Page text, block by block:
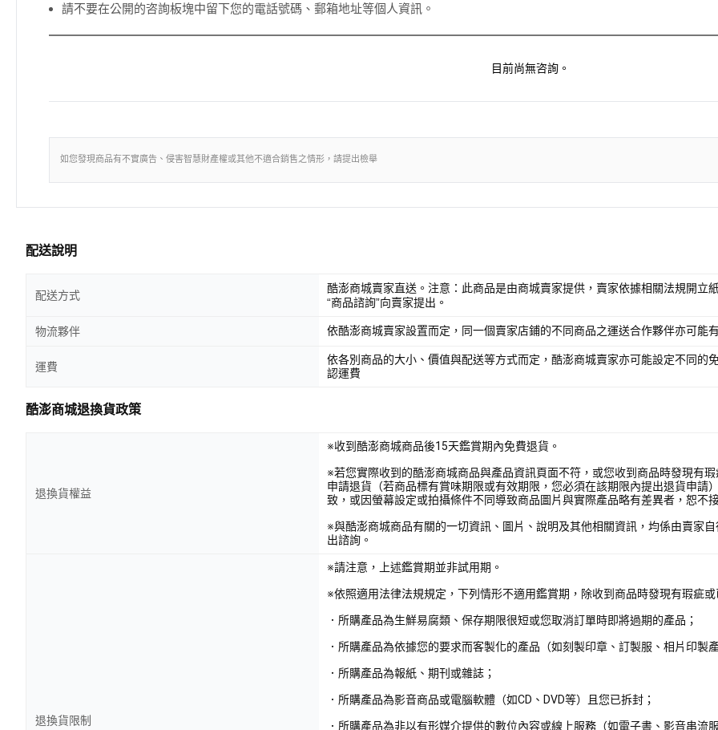
請不要在公開的咨詢板塊中留下您的電話號碼、郵箱地址等個人資訊。
目前尚無咨詢。
如您發現商品有不實廣告、侵害智慧財產權或其他不適合銷售之情形，請提出檢舉
配送說明
配送方式
酷澎商城賣家直送。注意：此商品是由商城賣家提供，賣家依據相關法規開
“商品諮詢”向賣家提出。
物流夥伴 依酷澎商城賣家設置而定，同一個賣家店鋪的不同商品之運送合作夥伴亦可能
運費
依各別商品的大小、價值與配送等方式而定，酷澎商城賣家亦可能設定不同的
認運費
酷澎商城退換貨政策
退換貨權益
※收到酷澎商城商品後15天鑑賞期內免費退貨。
※若您實際收到的酷澎商城商品與產品資訊頁面不符，或您收到商品時發現有
申請退貨（若商品標有賞味期限或有效期限，您必須在該期限內提出退貨申
致，或因螢幕設定或拍攝條件不同導致商品圖片與實際產品略有差異者，恕不
※與酷澎商城商品有關的一切資訊、圖片、說明及其他相關資訊，均係由賣家
出諮詢。
退換貨限制
※請注意，上述鑑賞期並非試用期。
※依照適用法律法規規定，下列情形不適用鑑賞期，除收到商品時發現有瑕疵
．所購產品為生鮮易腐類、保存期限很短或您取消訂單時即將過期的產品；
．所購產品為依據您的要求而客製化的產品（如刻製印章、訂製服、相片印製
．所購產品為報紙、期刊或雜誌；
．所購產品為影音商品或電腦軟體（如CD、DVD等）且您已拆封；
．所購產品為非以有形媒介提供的數位內容或線上服務（如電子書、影音串